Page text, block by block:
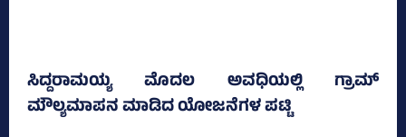
ಸಿದ್ದರಾಮಯ್ಯ ಮೊದಲ ಅವಧಿಯಲ್ಲಿ ಗ್ರಾಮ್‌
ಮೌಲ್ಯಮಾಪನ ಮಾಡಿದ ಯೋಜನೆಗಳ ಪಟ್ಟಿ